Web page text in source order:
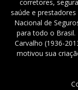
corretores,
saúde e
Nacional de
para todo o
Carvalho (1936-
motivou sua